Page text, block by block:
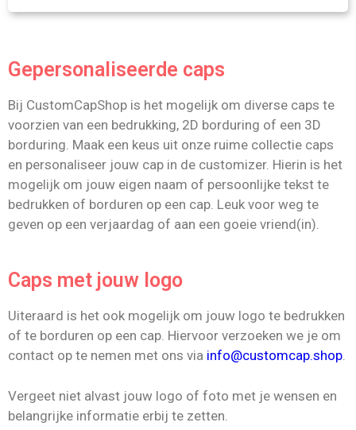
Gepersonaliseerde caps
Bij CustomCapShop is het mogelijk om diverse caps te
voorzien van een bedrukking, 2D borduring of een 3D
borduring. Maak een keus uit onze ruime collectie caps
en personaliseer jouw cap in de customizer. Hierin is het
mogelijk om jouw eigen naam of persoonlijke tekst te
bedrukken of borduren op een cap. Leuk voor weg te
geven op een verjaardag of aan een goeie vriend(in).
Caps met jouw logo
Uiteraard is het ook mogelijk om jouw logo te bedrukken
of te borduren op een cap. Hiervoor verzoeken we je om
contact op te nemen met ons via info@customcap.shop.
Vergeet niet alvast jouw logo of foto met je wensen en
belangrijke informatie erbij te zetten.